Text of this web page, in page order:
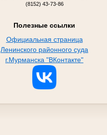
(8152) 43-73-86
Полезные ссылки
Официальная страница
Ленинского районного суда
г.Мурманска "ВКонтакте"